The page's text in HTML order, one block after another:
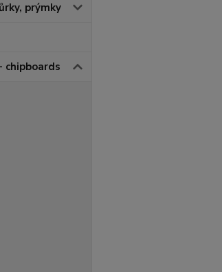
prýmky
chipboards